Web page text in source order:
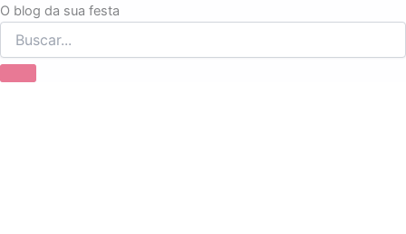
O blog da sua festa
Ir
para
o